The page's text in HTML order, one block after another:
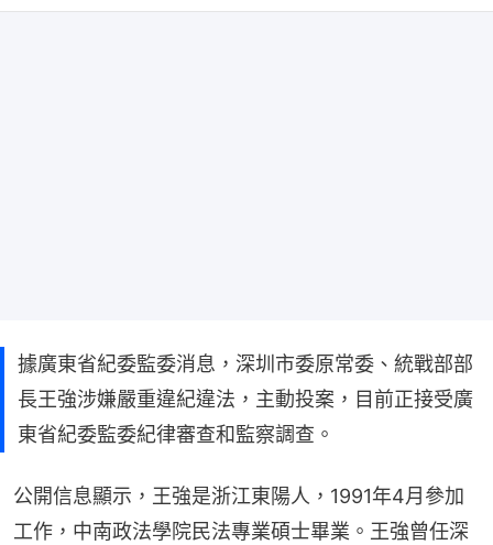
據廣東省紀委監委消息，深圳市委原常委、統戰部部
長王強涉嫌嚴重違紀違法，主動投案，目前正接受廣
東省紀委監委紀律審查和監察調查。
公開信息顯示，王強是浙江東陽人，1991年4月參加
工作，中南政法學院民法專業碩士畢業。王強曾任深